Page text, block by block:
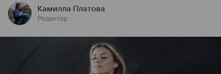
Камилла Платова
Редактор